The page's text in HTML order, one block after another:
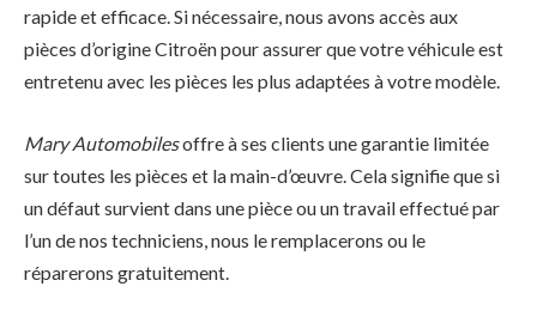
rapide et efficace. Si nécessaire, nous avons accès aux
pièces d’origine Citroën pour assurer que votre véhicule est
entretenu avec les pièces les plus adaptées à votre modèle.
Mary Automobilesoffre à ses clients une garantie limitée
sur toutes les pièces et la main-d’œuvre. Cela signifie que si
un défaut survient dans une pièce ou un travail effectué par
l’un de nos techniciens, nous le remplacerons ou le
réparerons gratuitement.